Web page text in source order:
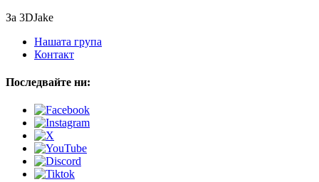
За 3DJake
Нашата група
Контакт
Последвайте ни: